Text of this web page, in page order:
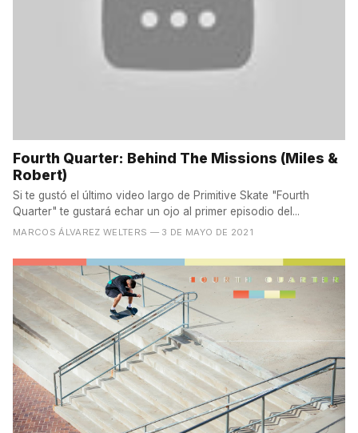
Fourth Quarter: Behind The Missions (Miles &
Robert)
Si te gustó el último video largo de Primitive Skate "Fourth
Quarter" te gustará echar un ojo al primer episodio del...
MARCOS ÁLVAREZ WELTERS — 3 DE MAYO DE 2021